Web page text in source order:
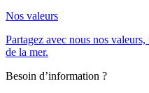
Nos valeurs
Partagez avec nous nos
de la mer.
Besoin d’information ?